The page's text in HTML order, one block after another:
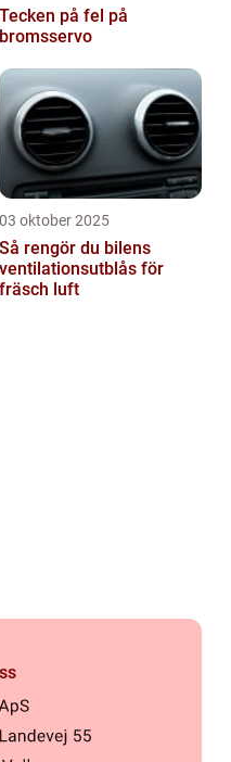
Tecken på fel på
bromsservo
03 oktober 2025
Så rengör du bilens
ventilationsutblås för
fräsch luft